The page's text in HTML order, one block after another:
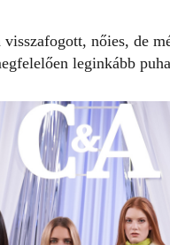
nőies, de
leginkább